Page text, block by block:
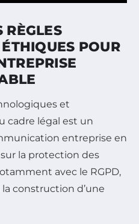
RÈGLES
POUR
et
cadre légal est un
entreprise en
la protection des
avec le RGPD,
construction d’une